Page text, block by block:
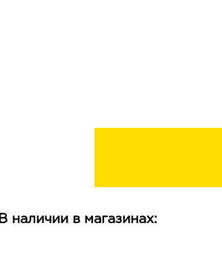
В наличии в магазинах: